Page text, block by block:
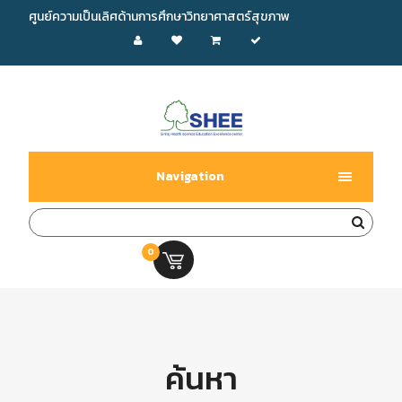
ศูนย์ความเป็นเลิศด้านการศึกษาวิทยาศาสตร์สุขภาพ
Navigation
0
ค้นหา